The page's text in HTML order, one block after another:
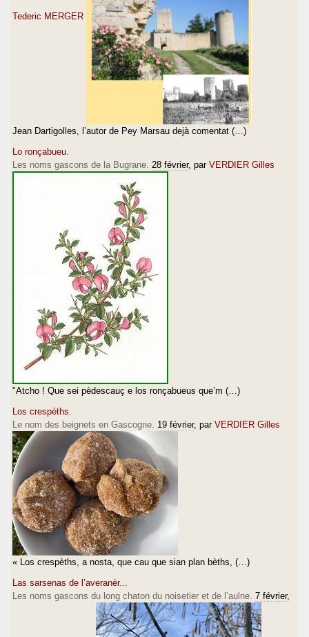
Tederic MERGER
Jean Dartigolles, l’autor de Pey Marsau dejà comentat (…)
Lo ronçabueu.
Les noms gascons de la Bugrane. 28 février, par VERDIER Gilles
"Atcho ! Que sei pèdescauç e los ronçabueus que’m (…)
Los crespèths.
Le nom des beignets en Gascogne. 19 février, par VERDIER Gilles
« Los crespèths, a nosta, que cau que sian plan bèths, (…)
Las sarsenas de l’averanèr...
Les noms gascons du long chaton du noisetier et de l’aulne. 7 février,